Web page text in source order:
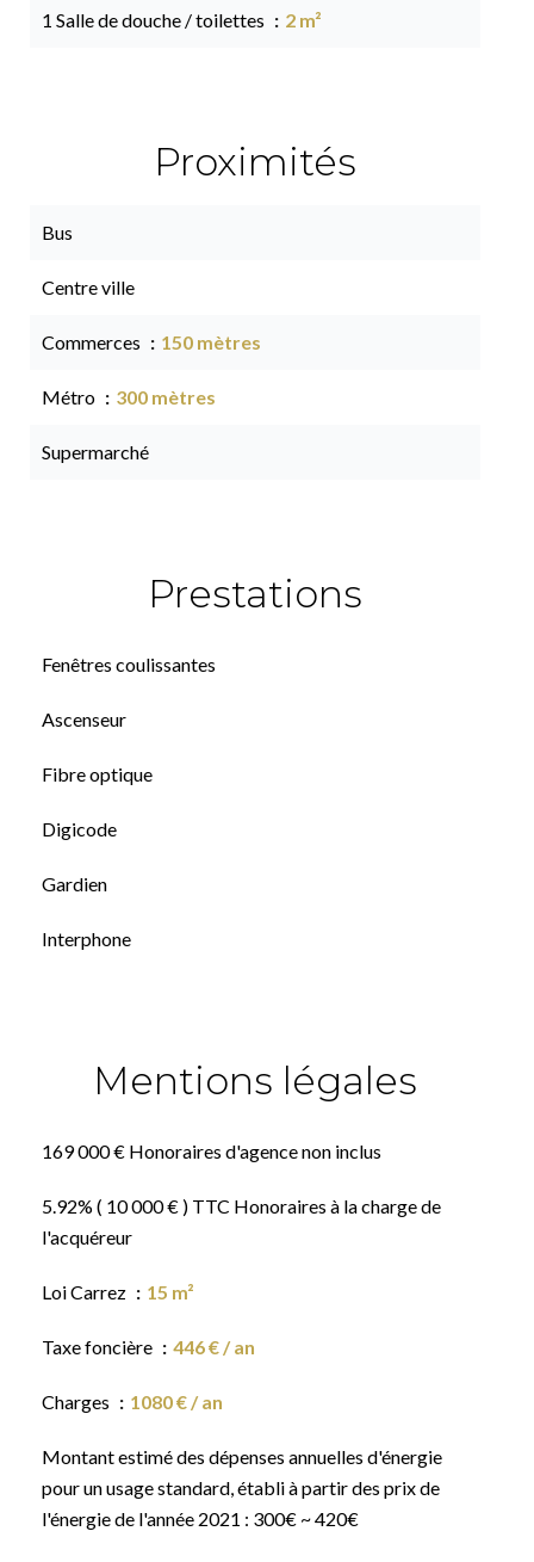
1 Salle de douche / toilettes 2 m²
Proximités
Bus
Centre ville
Commerces 150 mètres
Métro 300 mètres
Supermarché
Prestations
Fenêtres coulissantes
Ascenseur
Fibre optique
Digicode
Gardien
Interphone
Mentions légales
169 000 € Honoraires d'agence non inclus
5.92% ( 10 000 € ) TTC Honoraires à la charge de
l'acquéreur
Loi Carrez 15 m²
Taxe foncière 446 € / an
Charges 1080 € / an
Montant estimé des dépenses annuelles d'énergie
pour un usage standard, établi à partir des prix de
l'énergie de l'année 2021 : 300€ ~ 420€